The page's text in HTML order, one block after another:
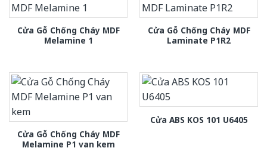
Cửa Gỗ Chống Cháy MDF
Melamine 1
Cửa Gỗ Chống Cháy MDF
Laminate P1R2
Cửa Gỗ Chống Cháy MDF
Melamine P1 van kem
Cửa ABS KOS 101 U6405